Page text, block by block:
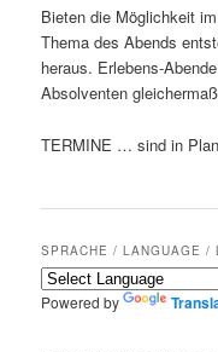
Bieten die Möglichkeit
Thema des Abends
heraus. Erlebens-
Absolventen
TERMINE … sind in
SPRACHE / LANGUAGE /
Powered by